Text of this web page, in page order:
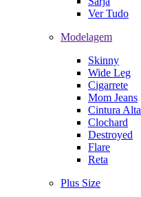
Ver Tudo
Modelagem
Skinny
Wide Leg
Cigarrete
Mom Jeans
Cintura Alta
Clochard
Destroyed
Flare
Reta
Plus Size